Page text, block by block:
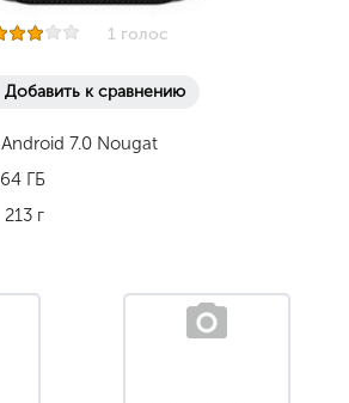
1 голос
Добавить к сравнению
Android 7.0 Nougat
64 ГБ
213 г